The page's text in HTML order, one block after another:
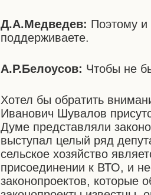
Д.А.Медведев: Поэтому и
поддерживаете.
А.Р.Белоусов: Чтобы не
Хотел бы обратить
Иванович Шувалов
Думе представляли
выступал целый ряд
сельское хозяйство
присоединении к ВТО, и
законопроектов, которые